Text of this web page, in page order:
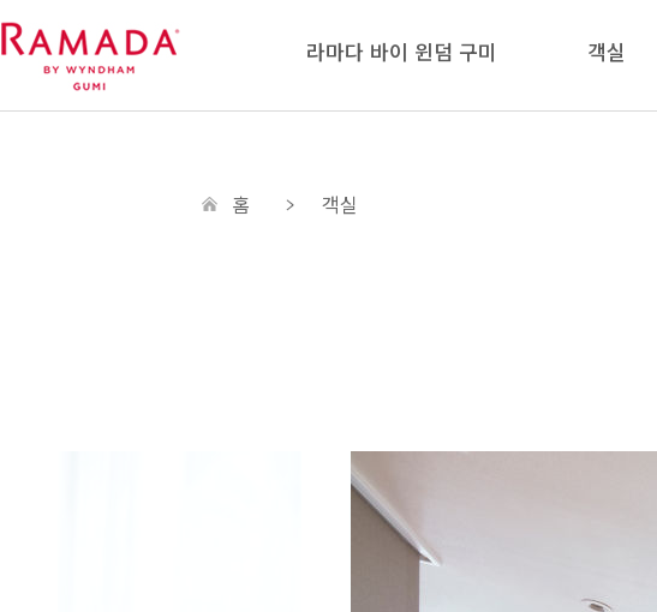
라마다 바이 윈덤 구미 객실
홈 객실